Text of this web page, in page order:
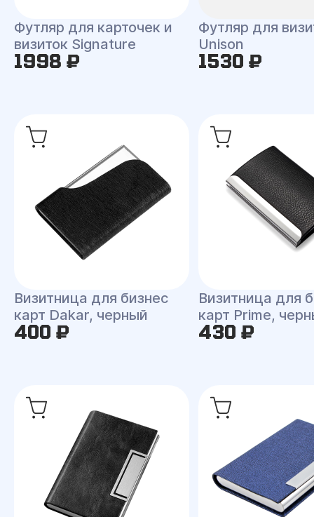
Футляр для карточек и
визиток Signature
1998 ₽
Футляр для
Unison
1530 ₽
Визитница для бизнес
карт Dakar, черный
400 ₽
Визитница для
карт Prime,
430 ₽